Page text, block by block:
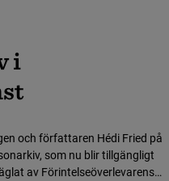
i
och författaren Hédi Fried på
som nu blir tillgängligt
av Förintelseöverlevarens